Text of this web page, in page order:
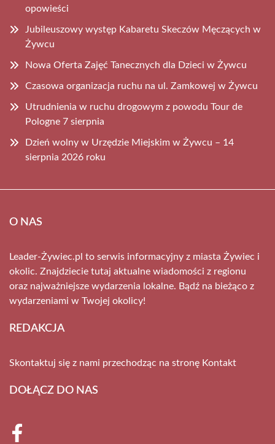
opowieści
Jubileuszowy występ Kabaretu Skeczów Męczących w
Żywcu
Nowa Oferta Zajęć Tanecznych dla Dzieci w Żywcu
Czasowa organizacja ruchu na ul. Zamkowej w Żywcu
Utrudnienia w ruchu drogowym z powodu Tour de
Pologne 7 sierpnia
Dzień wolny w Urzędzie Miejskim w Żywcu – 14
sierpnia 2026 roku
O NAS
Leader-Żywiec.pl to serwis informacyjny z miasta Żywiec i
okolic. Znajdziecie tutaj aktualne wiadomości z regionu
oraz najważniejsze wydarzenia lokalne. Bądź na bieżąco z
wydarzeniami w Twojej okolicy!
REDAKCJA
Skontaktuj się z nami przechodząc na stronę Kontakt
DOŁĄCZ DO NAS